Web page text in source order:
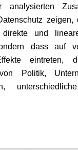
analysierten
zeigen,
und
dass auf
eintreten,
Politik,